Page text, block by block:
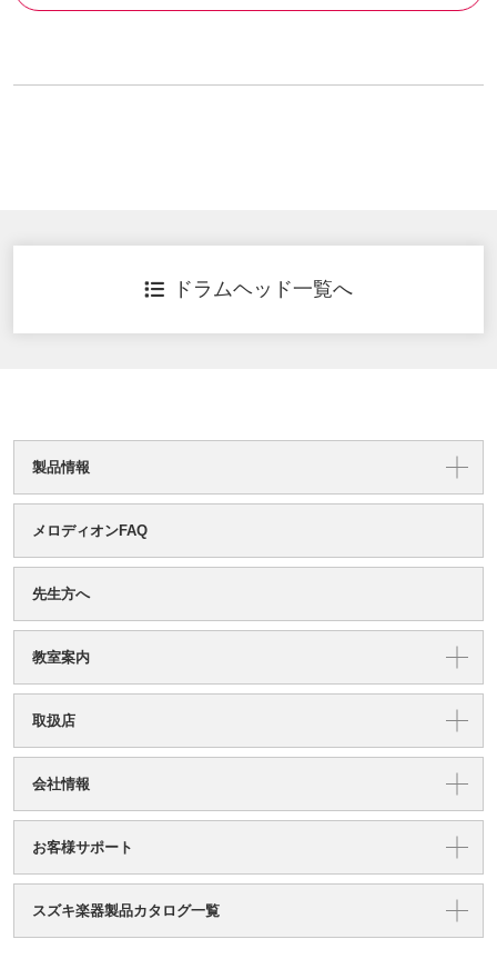
ドラムヘッド一覧へ
製品情報
メロディオンFAQ
先生方へ
教室案内
取扱店
会社情報
お客様サポート
スズキ楽器製品カタログ一覧